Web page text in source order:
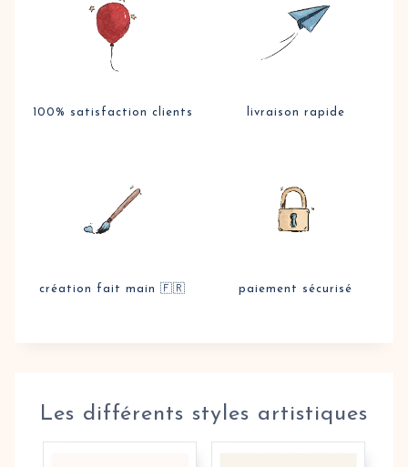
100% satisfaction clients livraison rapide
création fait main 🇫🇷 paiement sécurisé
Les différents styles artistiques